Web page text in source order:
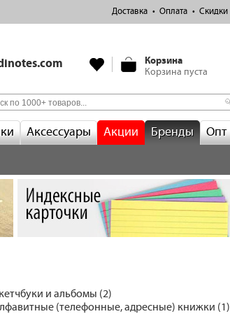
Доставка Оплата Скидки
Корзина
Корзина пуста
Аксессуары Акции Бренды Опт
и альбомы (2)
(телефонные, адресные) книжки (1)